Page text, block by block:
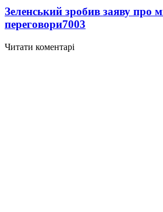
Зеленський зробив заяву про
переговори7003
Читати коментарі